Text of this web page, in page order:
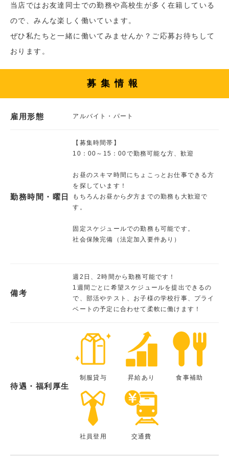
当店ではお友達同士での勤務や高校生が多く在籍している
ので、みんな楽しく働いています。
ぜひ私たちと一緒に働いてみませんか？ご応募お待ちして
おります。
募集情報
雇用形態 アルバイト・パート
勤務時間・曜日
【募集時間帯】
10：00～15：00で勤務可能な方、歓迎
お昼のスキマ時間にちょこっとお仕事できる方
を探しています！
もちろんお昼から夕方までの勤務も大歓迎で
す。
固定スケジュールでの勤務も可能です。
社会保険完備（法定加入要件あり）
備考
週2日、2時間から勤務可能です！
1週間ごとに希望スケジュールを提出できるの
で、部活やテスト、お子様の学校行事、プライ
ベートの予定に合わせて柔軟に働けます！
待遇・福利厚生
制服貸与 昇給あり 食事補助
社員登用 交通費